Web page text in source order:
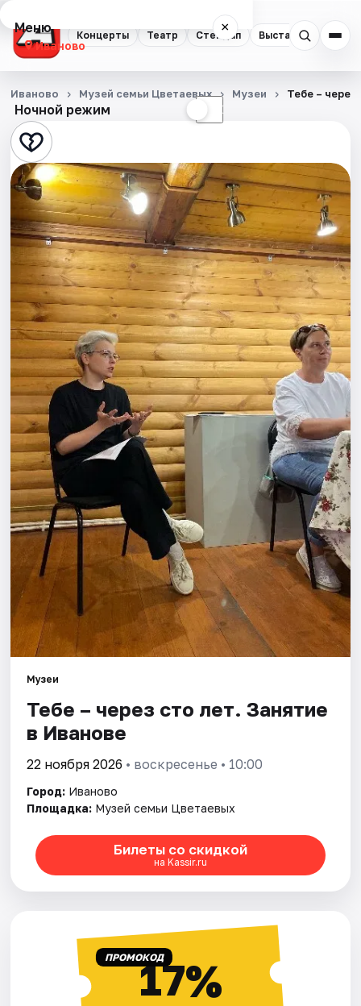
Концерты Театр Стендап Выставки Спорт
Меню ×
Иваново
Концерты
Театр
Стендап
Выставки
Спорт
События
Города
Площадки
Артисты
Рейтинги
Ночной режим ☾
Иваново Музей семьи Цветаевых Музеи Тебе –
Музеи
Тебе – через сто лет. Занятие
в Иванове
22 ноября 2026 • воскресенье • 10:00
Город: Иваново
Площадка: Музей семьи Цветаевых
Билеты со скидкой
на Kassir.ru
ПРОМОКОД17%